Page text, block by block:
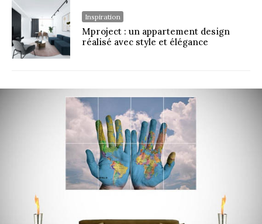
Inspiration
Mproject : un appartement design
réalisé avec style et élégance